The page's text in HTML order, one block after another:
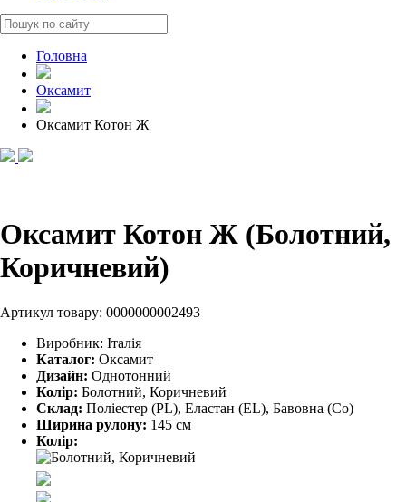
Головна
Оксамит
Оксамит Котон Ж
Оксамит Котон Ж (Болотний,
Коричневий)
Артикул товару: 0000000002493
Виробник: Італія
Каталог: Оксамит
Дизайн: Однотонний
Колір: Болотний, Коричневий
Склад: Поліестер (PL), Еластан (EL), Бавовна (Co)
Ширина рулону: 145 см
Колір: